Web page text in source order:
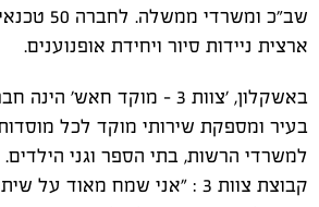
שב״כ
ארצית ניידות סיור ויחידת אופנוענים.
באשקלון, ׳צוות 3 - מוקד
בעיר ומספקת שירותי מוקד לכל
למשרדי הרשות, בתי הספר וגני הילדים.
קבוצת צוות 3 : "אני שמח מאוד